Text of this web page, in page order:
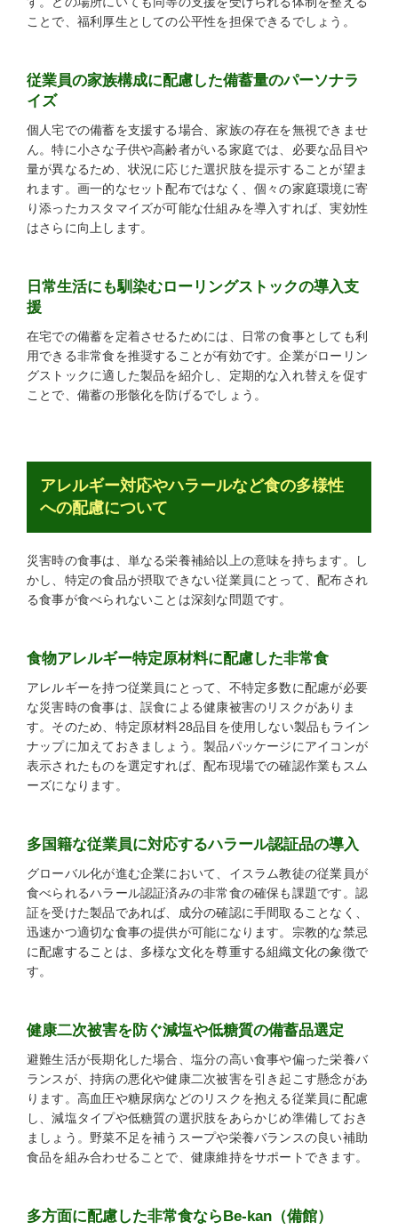
ことで、福利厚生としての公平性を担保できるでしょう。
従業員の家族構成に配慮した備蓄量のパーソナラ
イズ
個人宅での備蓄を支援する場合、家族の存在を無視できませ
ん。特に小さな子供や高齢者がいる家庭では、必要な品目や
量が異なるため、状況に応じた選択肢を提示することが望ま
れます。画一的なセット配布ではなく、個々の家庭環境に寄
り添ったカスタマイズが可能な仕組みを導入すれば、実効性
はさらに向上します。
日常生活にも馴染むローリングストックの導入支
援
在宅での備蓄を定着させるためには、日常の食事としても利
用できる非常食を推奨することが有効です。企業がローリン
グストックに適した製品を紹介し、定期的な入れ替えを促す
ことで、備蓄の形骸化を防げるでしょう。
アレルギー対応やハラールなど食の多様性
への配慮について
災害時の食事は、単なる栄養補給以上の意味を持ちます。し
かし、特定の食品が摂取できない従業員にとって、配布され
る食事が食べられないことは深刻な問題です。
食物アレルギー特定原材料に配慮した非常食
アレルギーを持つ従業員にとって、不特定多数に配慮が必要
な災害時の食事は、誤食による健康被害のリスクがありま
す。そのため、特定原材料28品目を使用しない製品もライン
ナップに加えておきましょう。製品パッケージにアイコンが
表示されたものを選定すれば、配布現場での確認作業もスム
ーズになります。
多国籍な従業員に対応するハラール認証品の導入
グローバル化が進む企業において、イスラム教徒の従業員が
食べられるハラール認証済みの非常食の確保も課題です。認
証を受けた製品であれば、成分の確認に手間取ることなく、
迅速かつ適切な食事の提供が可能になります。宗教的な禁忌
に配慮することは、多様な文化を尊重する組織文化の象徴で
す。
健康二次被害を防ぐ減塩や低糖質の備蓄品選定
避難生活が長期化した場合、塩分の高い食事や偏った栄養バ
ランスが、持病の悪化や健康二次被害を引き起こす懸念があ
ります。高血圧や糖尿病などのリスクを抱える従業員に配慮
し、減塩タイプや低糖質の選択肢をあらかじめ準備しておき
ましょう。野菜不足を補うスープや栄養バランスの良い補助
食品を組み合わせることで、健康維持をサポートできます。
多方面に配慮した非常食ならBe-kan（備館）